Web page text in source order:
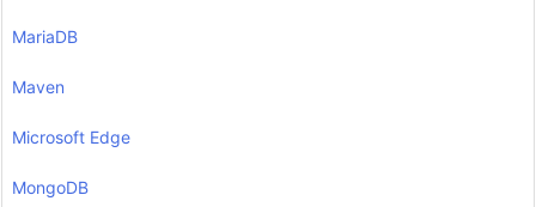
MariaDB
Maven
Microsoft Edge
MongoDB